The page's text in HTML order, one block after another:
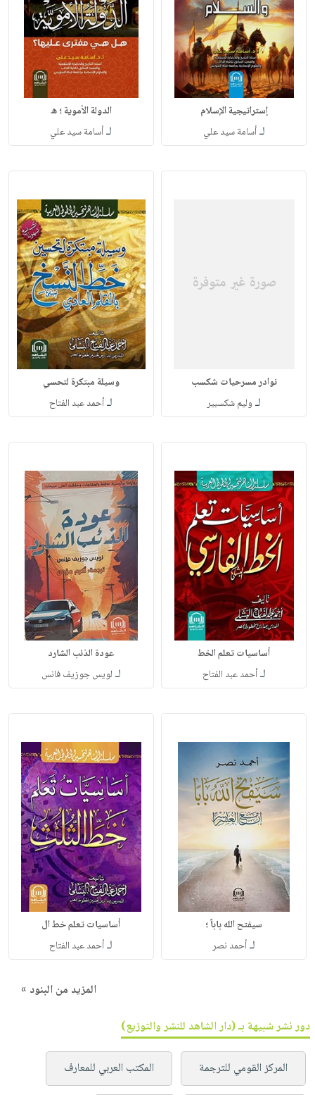
إستراتيجية الإسلام
لـأسامة سيد علي
الدولة الأموية ؛ ه
لـأسامة سيد علي
نوادر مسرحيات شكسب
لـ وليم شكسبير
وسيلة مبتكرة لتحسي
لـأحمد عبد الفتاح
أساسيات تعلم الخط
لـأحمد عبد الفتاح
عودة الذئب الشارد
لـ لويس جوزيف فانس
سيفتح الله باباً ؛
لـأحمد نصر
أساسيات تعلم خط ال
لـأحمد عبد الفتاح
المزيد من البنود »
دور نشر شبيهة بـ (دار الشاهد للنشر والتوزيع)
المركز القومي للترجمة المكتب العربي للمعارف